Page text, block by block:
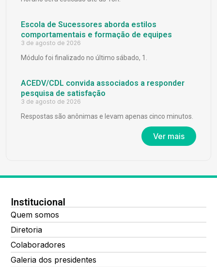
Escola de Sucessores aborda estilos
comportamentais e formação de equipes
3 de agosto de 2026
Módulo foi finalizado no último sábado, 1.
ACEDV/CDL convida associados a responder
pesquisa de satisfação
3 de agosto de 2026
Respostas são anônimas e levam apenas cinco minutos.
Ver mais
Institucional
Quem somos
Diretoria
Colaboradores
Galeria dos presidentes